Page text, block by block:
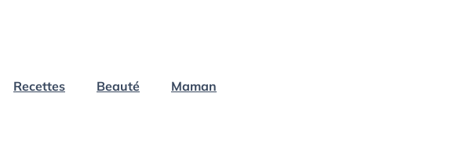
Recettes Beauté Maman